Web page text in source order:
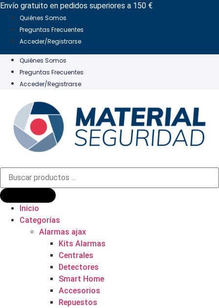
Ir
contenido
Envío gratuito en pedidos superiores a 150 €
Quiénes Somos
Preguntas Frecuentes
Acceder/Registrarse
Quiénes Somos
Preguntas Frecuentes
Acceder/Registrarse
Búsqueda
productos
Inicio
Categorías
Alarmas ajax
Kits Alarmas
Centrales
Detectores
Smart Home
Accesorios
Repuestos